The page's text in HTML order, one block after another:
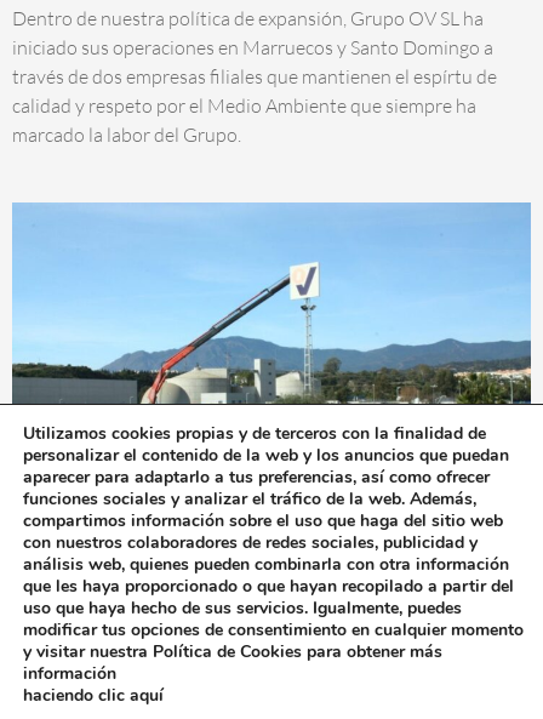
Dentro de nuestra política de expansión, Grupo OV SL ha
iniciado sus operaciones en Marruecos y Santo Domingo a
través de dos empresas filiales que mantienen el espírtu de
calidad y respeto por el Medio Ambiente que siempre ha
marcado la labor del Grupo.
Utilizamos cookies propias y de terceros con la finalidad de
personalizar el contenido de la web y los anuncios que puedan
aparecer para adaptarlo a tus preferencias, así como ofrecer
funciones sociales y analizar el tráfico de la web. Además,
compartimos información sobre el uso que haga del sitio web
con nuestros colaboradores de redes sociales, publicidad y
análisis web, quienes pueden combinarla con otra información
que les haya proporcionado o que hayan recopilado a partir del
uso que haya hecho de sus servicios. Igualmente, puedes
modificar tus opciones de consentimiento en cualquier momento
y visitar nuestra Política de Cookies para obtener más
información
haciendo clic aquí